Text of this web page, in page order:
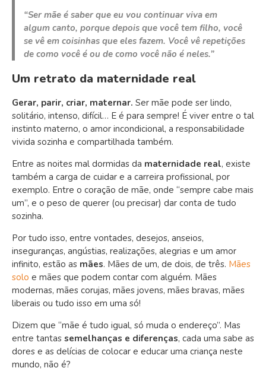
“Ser mãe é saber que eu vou continuar viva em
algum canto, porque depois que você tem filho, você
se vê em coisinhas que eles fazem. Você vê repetições
de como você é ou de como você não é neles.”
Um retrato da maternidade real
Gerar, parir, criar, maternar. Ser mãe pode ser lindo,
solitário, intenso, difícil… E é para sempre! É viver entre o tal
instinto materno, o amor incondicional, a responsabilidade
vivida sozinha e compartilhada também.
Entre as noites mal dormidas da maternidade real, existe
também a carga de cuidar e a carreira profissional, por
exemplo. Entre o coração de mãe, onde “sempre cabe mais
um”, e o peso de querer (ou precisar) dar conta de tudo
sozinha.
Por tudo isso, entre vontades, desejos, anseios,
inseguranças, angústias, realizações, alegrias e um amor
infinito, estão as mães. Mães de um, de dois, de três. Mães
solo e mães que podem contar com alguém. Mães
modernas, mães corujas, mães jovens, mães bravas, mães
liberais ou tudo isso em uma só!
Dizem que “mãe é tudo igual, só muda o endereço”. Mas
entre tantas semelhanças e diferenças, cada uma sabe as
dores e as delícias de colocar e educar uma criança neste
mundo, não é?